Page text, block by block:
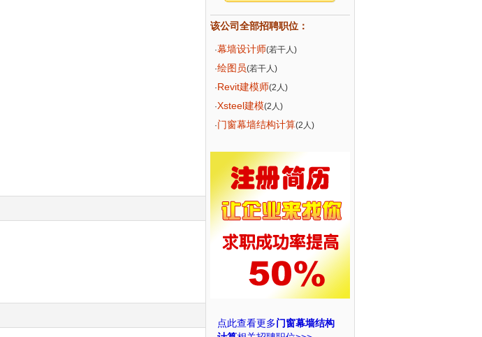
该公司全部招聘职位：
·幕墙设计师(若干人)
·绘图员(若干人)
·Revit建模师(2人)
·Xsteel建模(2人)
·门窗幕墙结构计算(2人)
点此查看更多门窗幕墙结构